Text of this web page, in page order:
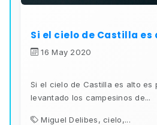
Si el cielo de Castilla es
16 May 2020
Si el cielo de Castilla es alto es
levantado los campesinos de...
Miguel Delibes, cielo,...